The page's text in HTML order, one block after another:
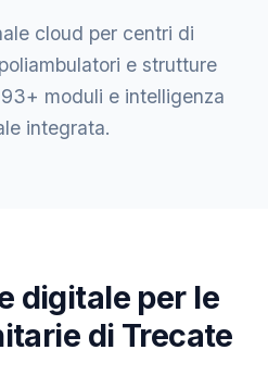
cloud per centri di
e strutture
moduli e intelligenza
integrata.
digitale per le
di Trecate